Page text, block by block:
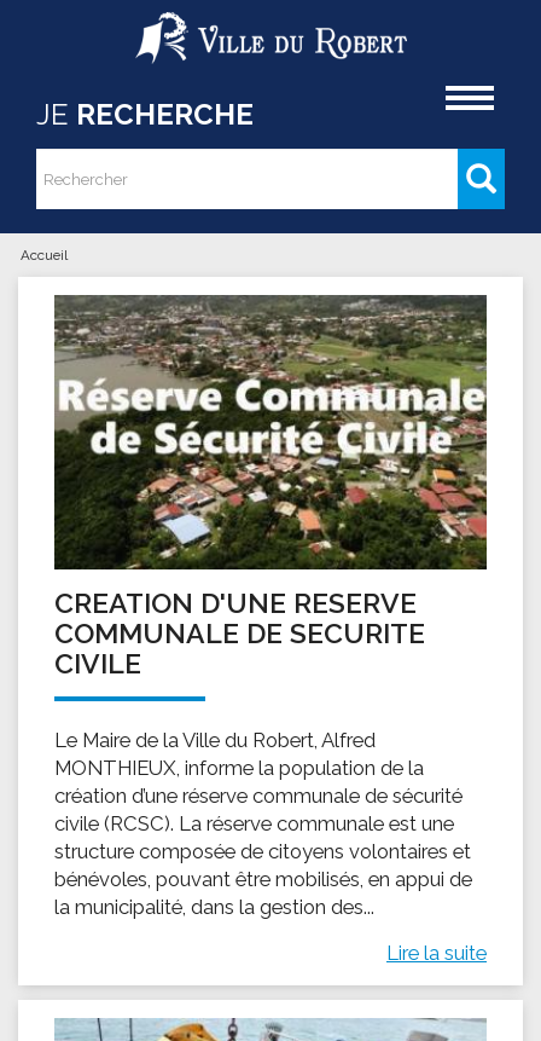
Aller au contenu principal
JE RECHERCHE
Formulaire de recherche
Rechercher
Vous êtes ici
Accueil
CREATION D'UNE RESERVE
COMMUNALE DE SECURITE
CIVILE
Le Maire de la Ville du Robert, Alfred
MONTHIEUX, informe la population de la
création d’une réserve communale de sécurité
civile (RCSC). La réserve communale est une
structure composée de citoyens volontaires et
bénévoles, pouvant être mobilisés, en appui de
la municipalité, dans la gestion des...
Lire la suite